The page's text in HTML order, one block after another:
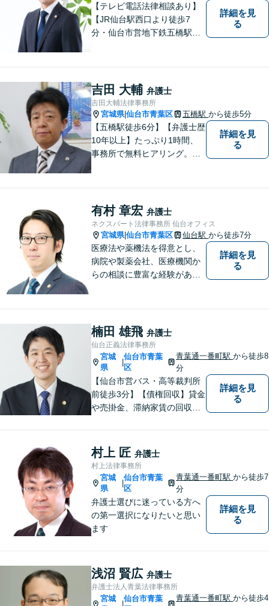
【テレビ電話法律相談あり】
【JR仙台駅西口より徒歩7
分・仙台市営地下鉄五橋駅北4
間・土曜相談あり】【明るく
キレイな完全個室相談室】
詳細を見
る
吉田 大輔 弁護士
吉田大輔法律事務所
宮城県|仙台市青葉区 五橋駅 から徒歩5分
【五橋駅徒歩6分】【弁護士歴
10年以上】たっぷり1時間、
事務所で無料ヒアリング。気
の糸口を一緒に探すことを大
切にしています。
詳細を見
る
有村 章宏 弁護士
ネクスパート法律事務所 仙台オフィス
宮城県|仙台市青葉区 仙台駅 から徒歩7分
医療法や薬機法を得意とし、
病院や製薬会社、医療機関か
らの相談に豊富な経験があり
ニケーション力」「リサーチ
力」をフルに用いて、真の救
済を目指します。【分割払い
可】
詳細を見
る
楠田 雄飛 弁護士
仙台正義法律事務所
宮城
県
仙台市青葉
区
青葉通一番町駅から徒歩8
分
【仙台市営バス・高等裁判所
前徒歩3分】【債権回収】貸金
や売掛金、滞納家賃の回収な
倫慰謝料の請求を受けた方の
相談のみ受け付けております
【相続】遺言書作成・相続放
棄・遺産分割・遺留分のご相
談に対応しております
詳細を見
る
村上 匠 弁護士
村上法律事務所
宮城
県
仙台市青葉
区
青葉通一番町駅から徒歩7
分
弁護士選びに迷っている方へ
の第一選択になりたいと思い
ます
詳細を見
る
浅沼 賢広 弁護士
弁護士法人青葉法律事務所
宮城
仙台市青葉
青葉通一番町駅から徒歩4